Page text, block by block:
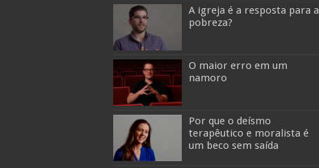
A igreja é a resposta para a
pobreza?
O maior erro em um
namoro
Por que o deísmo
terapêutico e moralista é
um beco sem saída